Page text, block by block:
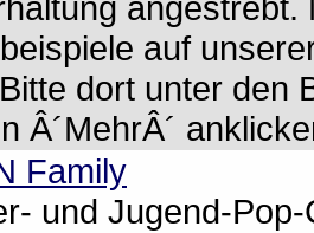
auf
dort unter den
Â´MehrÂ´
Family
und Jugend-Pop-